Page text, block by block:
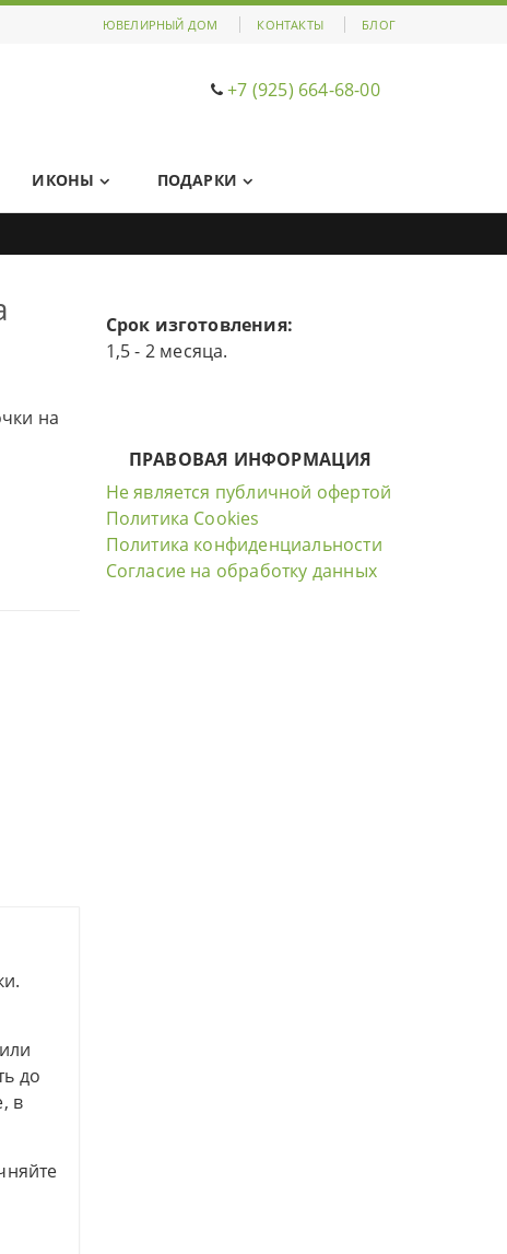
КОНТАКТЫ БЛОГ
ЮВЕЛИРНЫЙ ДОМ
+7 (925) 664-68-00
ИКОНЫ ПОДАРКИ
на
до
в
Срок изготовления:
1,5 - 2 месяца.
ПРАВОВАЯ ИНФОРМАЦИЯ
Не является публичной офертой
Политика Cookies
Политика конфиденциальности
Согласие на обработку данных